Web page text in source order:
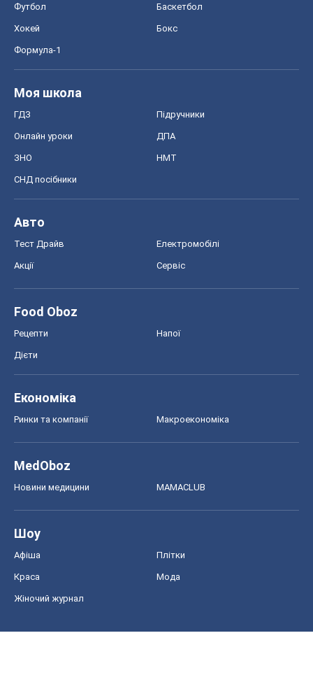
Футбол Баскетбол
Хокей Бокс
Формула-1
Моя школа
ГДЗ Підручники
Онлайн уроки ДПА
ЗНО НМТ
СНД посібники
Авто
Тест Драйв Електромобілі
Акції Сервіс
Food Oboz
Рецепти Напої
Дієти
Економіка
Ринки та компанії Макроекономіка
MedOboz
Новини медицини MAMACLUB
Шоу
Афіша Плітки
Краса Мода
Жіночий журнал